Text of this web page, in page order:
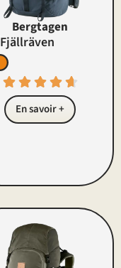
Bergtagen
Fjällräven
En savoir +